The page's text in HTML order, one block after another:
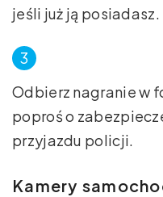
jeśli już ją posiadasz.
Odbierz nagranie w
poproś o
przyjazdu policji.
Kamery